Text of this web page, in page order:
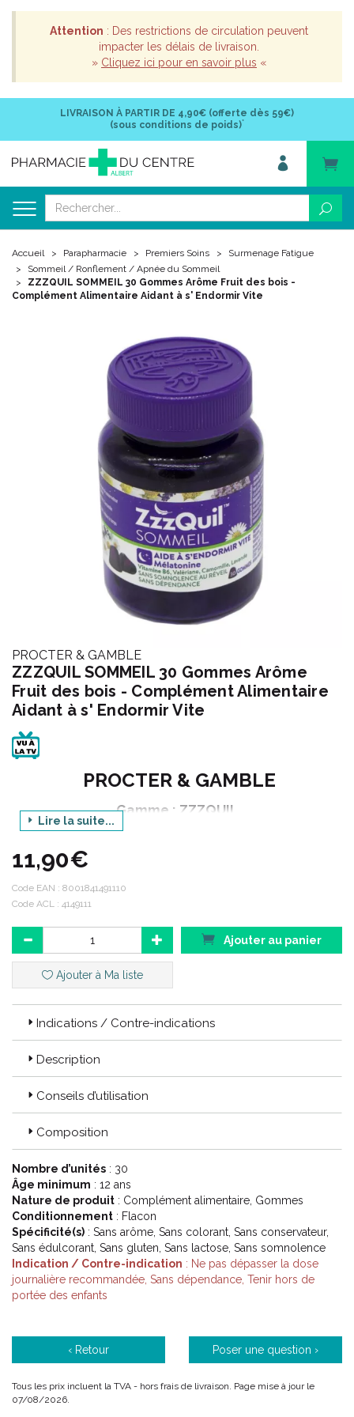
Attention : Des restrictions de circulation peuvent
impacter les délais de livraison.
» Cliquez ici pour en savoir plus «
LIVRAISON À PARTIR DE 4,90€ (offerte dès 59€)
(sous conditions de poids)*
Accueil Parapharmacie Premiers Soins
Surmenage Fatigue
Sommeil / Ronflement / Apnée du Sommeil
ZZZQUIL SOMMEIL 30 Gommes Arôme Fruit des bois -
Complément Alimentaire Aidant à s' Endormir Vite
PROCTER & GAMBLE
ZZZQUIL SOMMEIL 30 Gommes Arôme
Fruit des bois - Complément Alimentaire
Aidant à s' Endormir Vite
PROCTER & GAMBLE
Gamme : ZZZQUIL
Produit : SOMMEIL GOMMES
Conditionnement : boite de 30
Code ACL : 4149111
Code EAN : 8001841491110
Lire la suite...
11,90€
Code EAN : 8001841491110
Code ACL : 4149111
Ajouter au panier
Ajouter à Ma liste
Indications / Contre-indications
Description
Conseils d’utilisation
Composition
Nombre d’unités : 30
Âge minimum : 12 ans
Nature de produit : Complément alimentaire, Gommes
Conditionnement : Flacon
Spécificité(s) : Sans arôme, Sans colorant, Sans conservateur,
Sans édulcorant, Sans gluten, Sans lactose, Sans somnolence
Indication / Contre-indication : Ne pas dépasser la dose
journalière recommandée, Sans dépendance, Tenir hors de
portée des enfants
‹ Retour Poser une question ›
Tous les prix incluent la TVA - hors frais de livraison. Page mise à jour le
07/08/2026.